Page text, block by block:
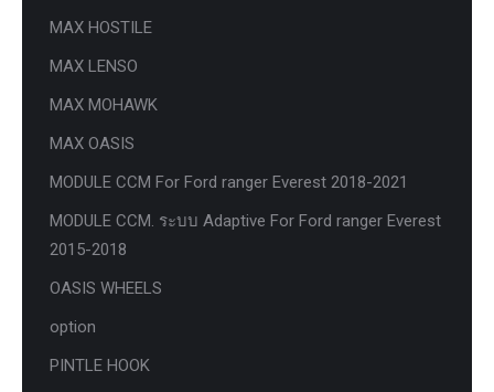
MAX HOSTILE
MAX LENSO
MAX MOHAWK
MAX OASIS
MODULE CCM For Ford ranger Everest 2018-2021
MODULE CCM. ระบบ Adaptive For Ford ranger Everest
2015-2018
OASIS WHEELS
option
PINTLE HOOK